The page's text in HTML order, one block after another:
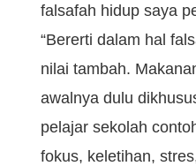
falsafah hidup saya
“Bererti dalam hal
nilai tambah.
awalnya dulu
pelajar sekolah
fokus, keletihan,